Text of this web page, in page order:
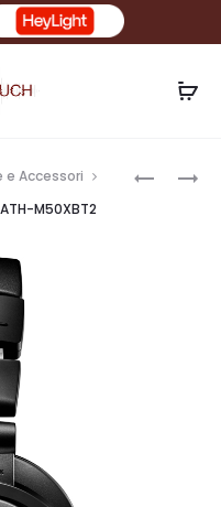
AUDIO-
AUDIO-
e Accessori
M50XBT2